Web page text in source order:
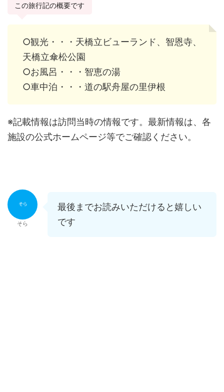
この旅行記の概要です
○観光・・・天橋立ビューランド、智恩寺、
天橋立傘松公園
○お風呂・・・智恵の湯
○車中泊・・・道の駅舟屋の里伊根
※記載情報は訪問当時の情報です。最新情報は、各
施設の公式ホームページ等でご確認ください。
そら
最後までお読みいただけると嬉しい
です